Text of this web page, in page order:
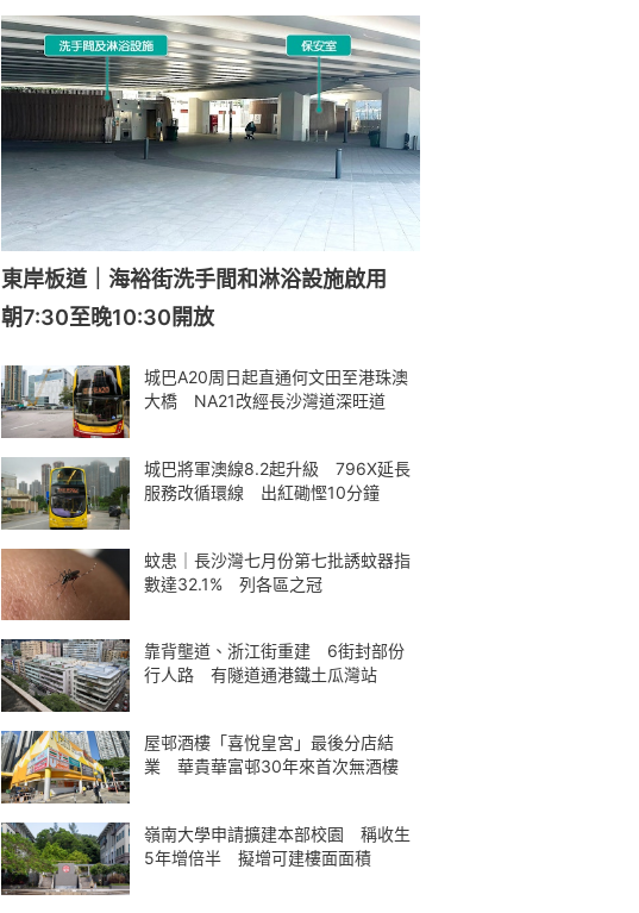
東岸板道｜海裕街洗手間和淋浴設施啟用
朝7:30至晚10:30開放
城巴A20周日起直通何文田至港珠澳
大橋 NA21改經長沙灣道深旺道
城巴將軍澳線8.2起升級 796X延長
服務改循環線 出紅磡慳10分鐘
蚊患｜長沙灣七月份第七批誘蚊器指
數達32.1% 列各區之冠
靠背壟道、浙江街重建 6街封部份
行人路 有隧道通港鐵土瓜灣站
屋邨酒樓「喜悅皇宮」最後分店結
業 華貴華富邨30年來首次無酒樓
嶺南大學申請擴建本部校園 稱收生
5年增倍半 擬增可建樓面面積